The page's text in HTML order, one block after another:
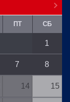
ПТ СБ
1
7 8
14 15